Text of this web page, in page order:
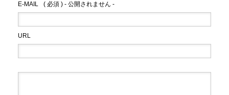
E-MAIL ( 必須 ) - 公開されません -
URL